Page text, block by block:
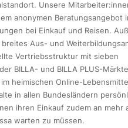
Unsere
anonymen Beratungsangebot
bei Einkauf und Reisen.
Aus- und
Vertriebsstruktur mit sieben
BILLA- und BILLA PLUS-
heimischen Online-
in allen Bundesländern
ihren Einkauf zudem an mehr
warten zu müssen.